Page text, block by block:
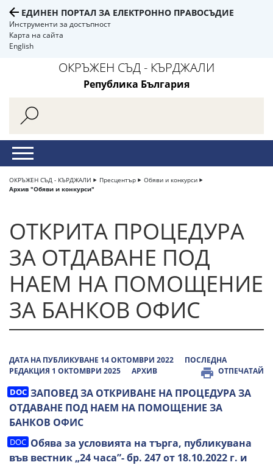
ЕДИНЕН ПОРТАЛ ЗА ЕЛЕКТРОННО ПРАВОСЪДИЕ
Инструменти за достъпност
Карта на сайта
English
ОКРЪЖЕН СЪД - КЪРДЖАЛИ
Република България
ОКРЪЖЕН СЪД - КЪРДЖАЛИ Пресцентър
Обяви и конкурси
Архив "Обяви и конкурси"
ОТКРИТА ПРОЦЕДУРА
ЗА ОТДАВАНЕ ПОД
НАЕМ НА ПОМОЩЕНИЕ
ЗА БАНКОВ ОФИС
ДАТА НА ПУБЛИКУВАНЕ 14 ОКТОМВРИ 2022
ПОСЛЕДНА
РЕДАКЦИЯ 1 ОКТОМВРИ 2025
АРХИВ ОТПЕЧАТАЙ
ЗАПОВЕД ЗА ОТКРИВАНЕ НА ПРОЦЕДУРА ЗА
ОТДАВАНЕ ПОД НАЕМ НА ПОМОЩЕНИЕ ЗА
БАНКОВ ОФИС
Обява за условията на търга, публикувана
във вестник „24 часа”- бр. 247от 18.10.2022 г. и